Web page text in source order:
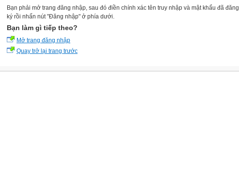
Bạn phải mở trang đăng nhập, sau đó điền chính xác tên truy nhập và mật khẩu đã đăng
ký rồi nhấn nút "Đăng nhập" ở phía dưới.
Bạn làm gì tiếp theo?
Mở trang đăng nhập
Quay trở lại trang trước